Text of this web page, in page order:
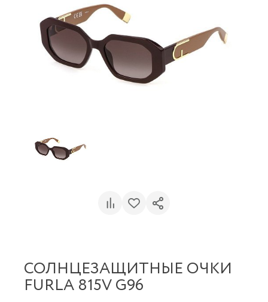
СОЛНЦЕЗАЩИТНЫЕ ОЧКИ
FURLA 815V G96